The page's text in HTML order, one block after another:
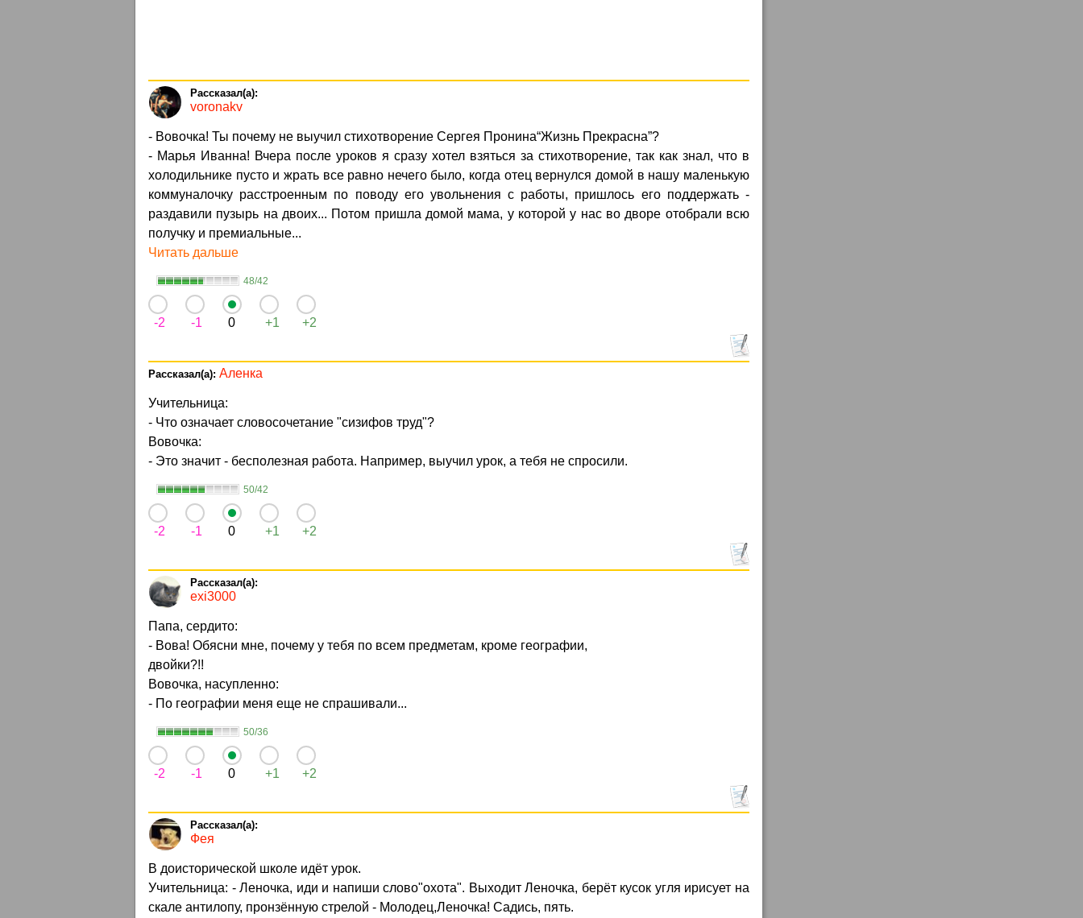
voronakv
- Вовочка! Ты почему не выучил стихотворение Сергея Пронина“Жизнь Прекрасна”?
- Марья Иванна! Вчера после уроков я сразу хотел взяться за стихотворение, так как знал, что в
холодильнике пусто и жрать все равно нечего было, когда отец вернулся домой в нашу маленькую
коммуналочку расстроенным по поводу его увольнения с работы, пришлось его поддержать -
раздавили пузырь на двоих... Потом пришла домой мама, у которой у нас во дворе отобрали всю
получку и премиальные...
Читать дальше
48/42
-2 -1 0 +1 +2
Аленка
Учительница:
- Что означает словосочетание "сизифов труд"?
Вовочка:
- Это значит - бесполезная работа. Например, выучил урок, а тебя не спросили.
50/42
-2 -1 0 +1 +2
exi3000
Папа, сердито:
- Вова! Обясни мне, почему у тебя по всем предметам, кроме географии,
двойки?!!
Вовочка, насупленно:
- По географии меня еще не спрашивали...
50/36
-2 -1 0 +1 +2
Фея
В доисторической школе идёт урок.
Учительница: - Леночка, иди и напиши слово"охота". Выходит Леночка, берёт кусок угля ирисует на
скале антилопу, пронзённую стрелой - Молодец,Леночка! Садись, пять.